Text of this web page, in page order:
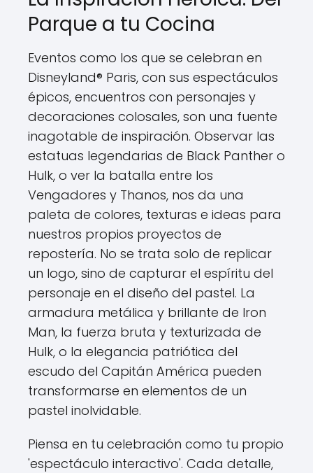
Parque a tu Cocina
Eventos como los que se celebran en
Disneyland® Paris, con sus espectáculos
épicos, encuentros con personajes y
decoraciones colosales, son una fuente
inagotable de inspiración. Observar las
estatuas legendarias de Black Panther o
Hulk, o ver la batalla entre los
Vengadores y Thanos, nos da una
paleta de colores, texturas e ideas para
nuestros propios proyectos de
repostería. No se trata solo de replicar
un logo, sino de capturar el espíritu del
personaje en el diseño del pastel. La
armadura metálica y brillante de Iron
Man, la fuerza bruta y texturizada de
Hulk, o la elegancia patriótica del
escudo del Capitán América pueden
transformarse en elementos de un
pastel inolvidable.
Piensa en tu celebración como tu propio
'espectáculo interactivo'. Cada detalle,